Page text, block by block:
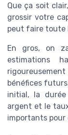
Que ça soit
grossir votre
peut faire toute
En gros, on
estimations
bénéfices
initial, la
argent et le
importants pour